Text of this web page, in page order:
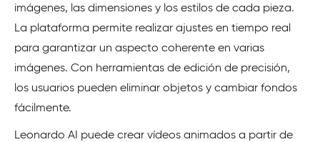
imágenes, las dimensiones y los estilos de cada pieza.
La plataforma permite realizar ajustes en tiempo real
para garantizar un aspecto coherente en varias
imágenes. Con herramientas de edición de precisión,
los usuarios pueden eliminar objetos y cambiar fondos
fácilmente.
Leonardo AI puede crear vídeos animados a partir de